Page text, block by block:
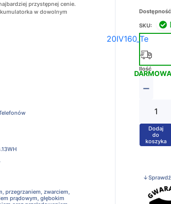
przystępnej cenie.
w dowolnym
przegrzaniem, zwarciem,
prądowym, głębokim
SKU:
20IV160_Te
Ilość
−
+
Dodaj
do
koszyka